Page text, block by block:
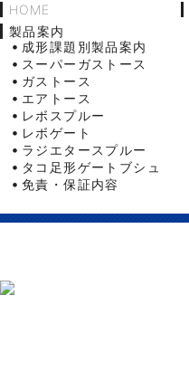
HOME
製品案内
成形課題別製品案内
スーパーガストース
ガストース
エアトース
レボスプルー
レボゲート
ラジエタースプルー
タコ足形ゲートブシュ
免責・保証内容